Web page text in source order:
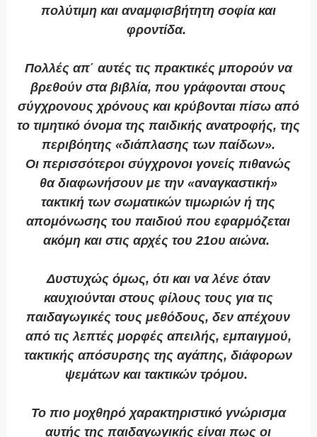
πολύτιμη και αναμφισβήτητη σοφία και
φροντίδα.
Πολλές απ΄ αυτές τις πρακτικές μπορούν να
βρεθούν στα βιβλία, που γράφονται στους
σύγχρονους χρόνους και κρύβονται πίσω από
το τιμητικό όνομα της παιδικής ανατροφής, της
περιβόητης «διάπλασης των παίδων».
Οι περισσότεροι σύγχρονοι γονείς πιθανώς
θα διαφωνήσουν με την «αναγκαστική»
τακτική των σωματικών τιμωριών ή της
απομόνωσης του παιδιού που εφαρμόζεται
ακόμη και στις αρχές του 21ου αιώνα.
Δυστυχώς όμως, ότι και να λένε όταν
καυχιούνται στους φίλους τους για τις
παιδαγωγικές τους μεθόδους, δεν απέχουν
από τις λεπτές μορφές απειλής, εμπαιγμού,
τακτικής απόσυρσης της αγάπης, διάφορων
ψεμάτων και τακτικών τρόμου.
Το πιο μοχθηρό χαρακτηριστικό γνώρισμα
αυτής της παιδαγωγικής είναι πως οι